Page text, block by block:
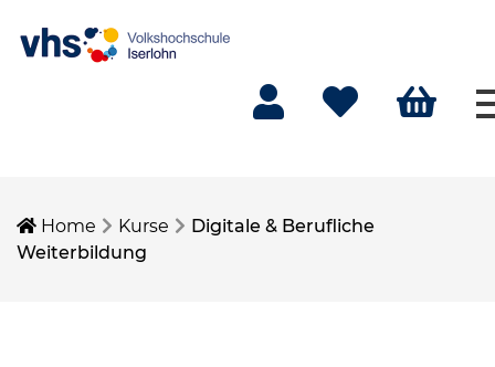
Home Kurse
Digitale & Berufliche
Weiterbildung